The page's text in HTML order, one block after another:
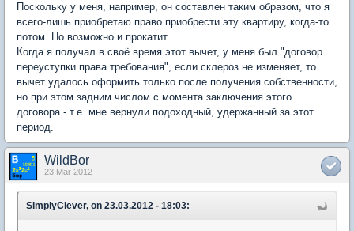
Поскольку у меня, например, он составлен таким образом, что я
всего-лишь приобретаю право приобрести эту квартиру, когда-то
потом. Но возможно и прокатит.
Когда я получал в своё время этот вычет, у меня был "договор
переуступки права требования", если склероз не изменяет, то
вычет удалось оформить только после получения собственности,
но при этом задним числом с момента заключения этого
договора - т.е. мне вернули подоходный, удержанный за этот
период.
WildBor
23 Mar 2012
SimplyClever, on 23.03.2012 - 18:03: